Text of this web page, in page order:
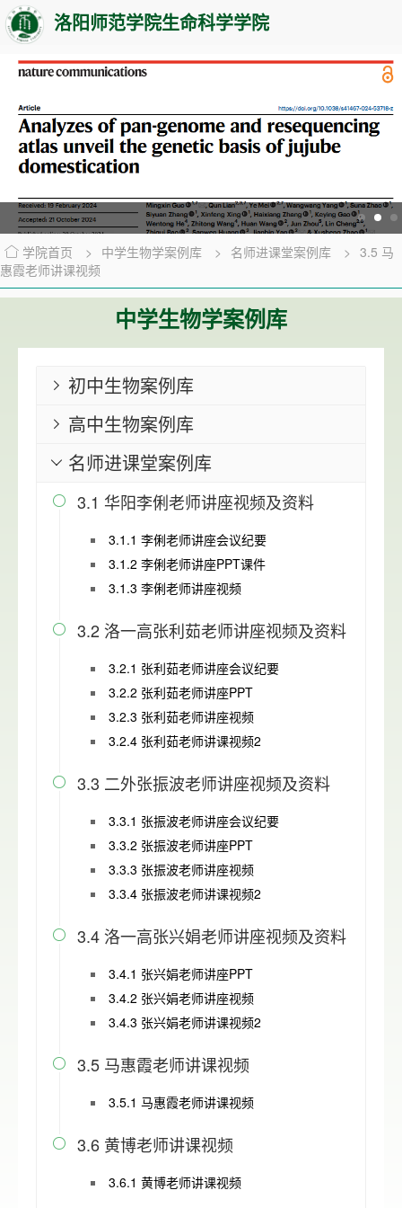
洛阳师范学院生命科学学院
学院首页 > 中学生物学案例库 > 名师进课堂案例库 > 3.5 马
惠霞老师讲课视频
中学生物学案例库
初中生物案例库

高中生物案例库

名师进课堂案例库

 3.1 华阳李俐老师讲座视频及资料
3.1.1 李俐老师讲座会议纪要
3.1.2 李俐老师讲座PPT课件
3.1.3 李俐老师讲座视频
 3.2 洛一高张利茹老师讲座视频及资料
3.2.1 张利茹老师讲座会议纪要
3.2.2 张利茹老师讲座PPT
3.2.3 张利茹老师讲座视频
3.2.4 张利茹老师讲课视频2
 3.3 二外张振波老师讲座视频及资料
3.3.1 张振波老师讲座会议纪要
3.3.2 张振波老师讲座PPT
3.3.3 张振波老师讲座视频
3.3.4 张振波老师讲课视频2
 3.4 洛一高张兴娟老师讲座视频及资料
3.4.1 张兴娟老师讲座PPT
3.4.2 张兴娟老师讲座视频
3.4.3 张兴娟老师讲课视频2
 3.5 马惠霞老师讲课视频
3.5.1 马惠霞老师讲课视频
 3.6 黄博老师讲课视频
3.6.1 黄博老师讲课视频